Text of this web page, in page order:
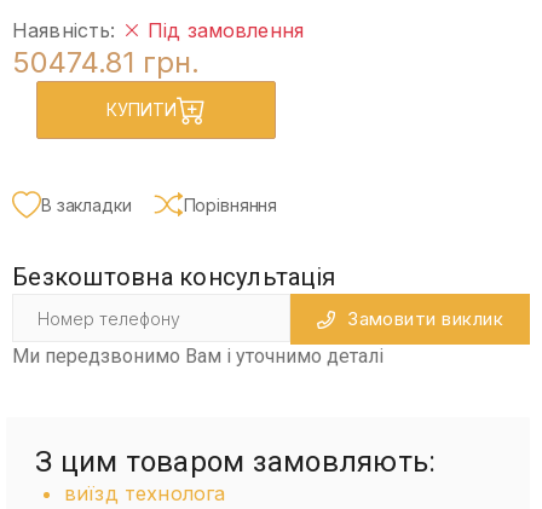
Наявність: Під замовлення
50474.81 грн.
КУПИТИ
В закладки Порівняння
Безкоштовна консультація
Замовити виклик
Ми передзвонимо Вам і уточнимо деталі
З цим товаром замовляють:
виїзд технолога